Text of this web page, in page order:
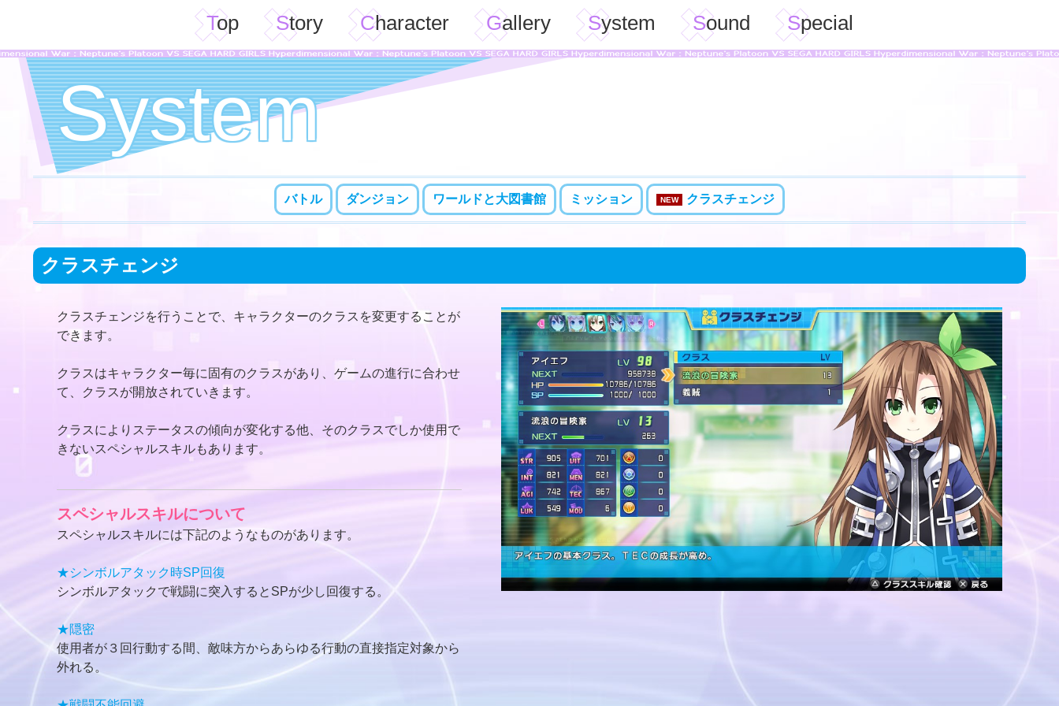
Top Story Character Gallery System Sound Special
System
バトル ダンジョン ワールドと大図書館 ミッション NEW クラスチェンジ
クラスチェンジ
クラスチェンジを行うことで、キャラクターのクラスを変更することが
できます。
クラスはキャラクター毎に固有のクラスがあり、ゲームの進行に合わせ
て、クラスが開放されていきます。
クラスによりステータスの傾向が変化する他、そのクラスでしか使用で
きないスペシャルスキルもあります。
スペシャルスキルについて
スペシャルスキルには下記のようなものがあります。
★シンボルアタック時SP回復
シンボルアタックで戦闘に突入するとSPが少し回復する。
★隠密
使用者が３回行動する間、敵味方からあらゆる行動の直接指定対象から
外れる。